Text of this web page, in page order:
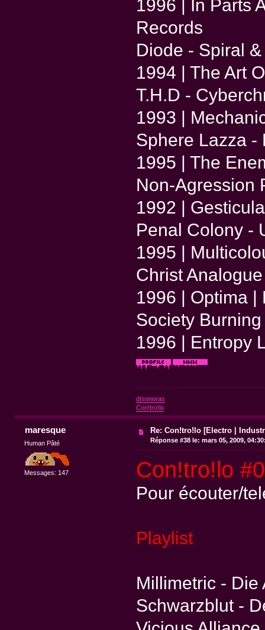
1996 | In Parts
Records
Diode - Spiral
1994 | The Art
T.H.D -
1993 |
Sphere Lazza -
1995 | The
Non-Agression
1992 |
Penal Colony -
1995 |
Christ
1996 | Optima |
Society
1996 | Entropy
d|sonoras
Con!tro!lo
maresque
Human Pâté
Messages: 147
Re: Con!tro!lo [Electro |
Réponse #38 le: mars 05, 2009,
Con!tro!lo
Pour écouter/
Playlist
Millimetric - Die
Schwarzblut -